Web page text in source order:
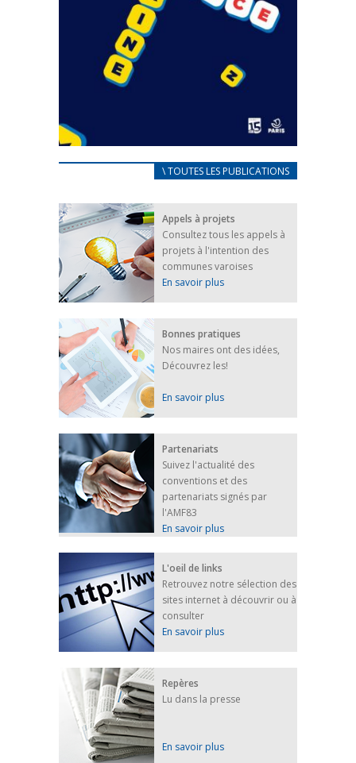
CARNET D’ACCUEIL
25 avril 2022
Afin d’accompagner au mieux les réfugiés
ukrainiens arrivés en France,...
FEUILLETER
\ TOUTES LES PUBLICATIONS
Appels à projets
Consultez tous les appels à
projets à l'intention des
communes varoises
En savoir plus
Bonnes pratiques
Nos maires ont des idées,
Découvrez les!
En savoir plus
Partenariats
Suivez l'actualité des
conventions et des
partenariats signés par
l'AMF83
En savoir plus
L'oeil de links
Retrouvez notre sélection des
sites internet à découvrir ou à
consulter
En savoir plus
Repères
Lu dans la presse
En savoir plus